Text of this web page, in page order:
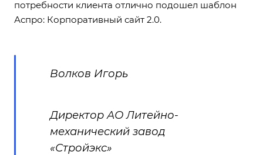
потребности клиента отлично подошел шаблон
Аспро: Корпоративный сайт 2.0.
Волков Игорь
Директор АО Литейно-
механический завод
«Стройэкс»